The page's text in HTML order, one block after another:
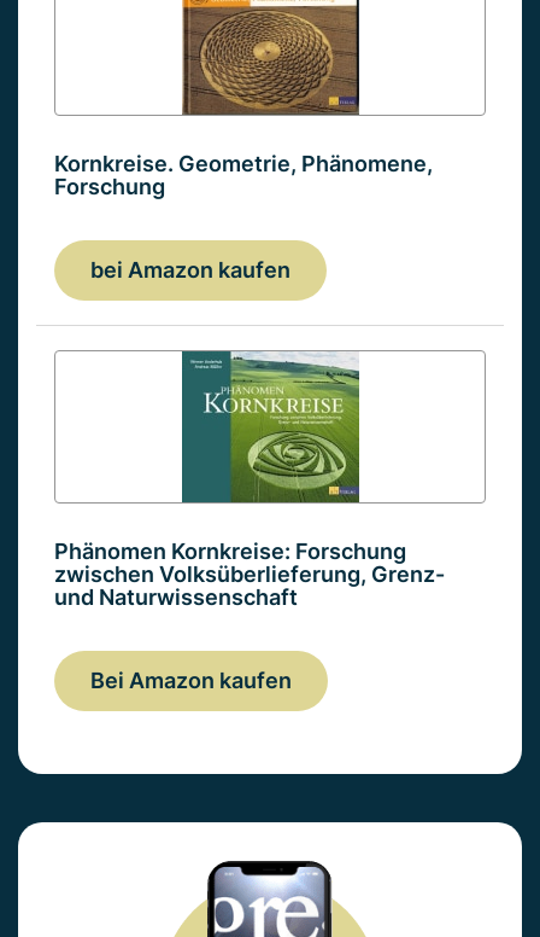
Kornkreise. Geometrie, Phänomene,
Forschung
bei Amazon kaufen
Phänomen Kornkreise: Forschung
zwischen Volksüberlieferung, Grenz-
und Naturwissenschaft
Bei Amazon kaufen